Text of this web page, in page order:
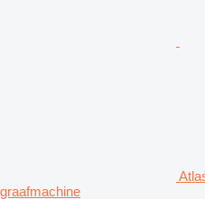
graafmachine